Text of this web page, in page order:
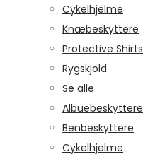
Cykelhjelme
Knæbeskyttere
Protective Shirts
Rygskjold
Se alle
Albuebeskyttere
Benbeskyttere
Cykelhjelme